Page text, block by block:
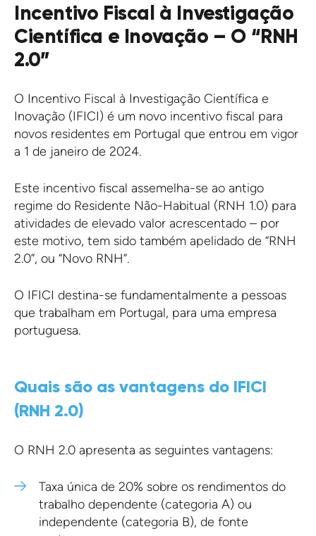
Incentivo Fiscal à Investigação
Científica e Inovação – O “RNH
2.0”
O Incentivo Fiscal à Investigação Científica e
Inovação (IFICI) é um novo incentivo fiscal para
novos residentes em Portugal que entrou em vigor
a 1 de janeiro de 2024.
Este incentivo fiscal assemelha-se ao antigo
regime do Residente Não-Habitual (RNH 1.0) para
atividades de elevado valor acrescentado – por
este motivo, tem sido também apelidado de “RNH
2.0”, ou “Novo RNH”.
O IFICI destina-se fundamentalmente a pessoas
que trabalham em Portugal, para uma empresa
portuguesa.
Quais são as vantagens do IFICI
(RNH 2.0)
O RNH 2.0 apresenta as seguintes vantagens:
Taxa única de 20% sobre os rendimentos do
trabalho dependente (categoria A) ou
independente (categoria B), de fonte